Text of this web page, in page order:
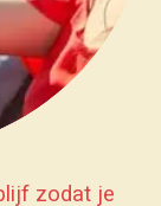
zodat je